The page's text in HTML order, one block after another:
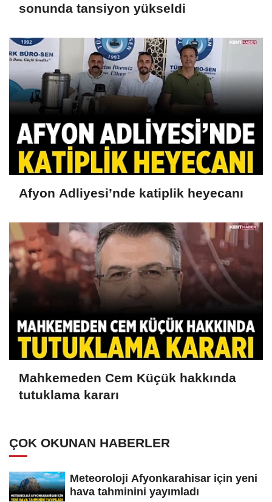
sonunda tansiyon yükseldi
Afyon Adliyesi’nde katiplik heyecanı
Mahkemeden Cem Küçük hakkında
tutuklama kararı
ÇOK OKUNAN HABERLER
Meteoroloji Afyonkarahisar için yeni
hava tahminini yayımladı